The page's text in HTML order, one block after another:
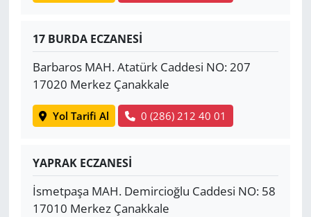
17 BURDA ECZANESİ
Barbaros MAH. Atatürk Caddesi NO: 207
17020 Merkez Çanakkale
Yol Tarifi Al 0 (286) 212 40 01
YAPRAK ECZANESİ
İsmetpaşa MAH. Demircioğlu Caddesi NO: 58
17010 Merkez Çanakkale